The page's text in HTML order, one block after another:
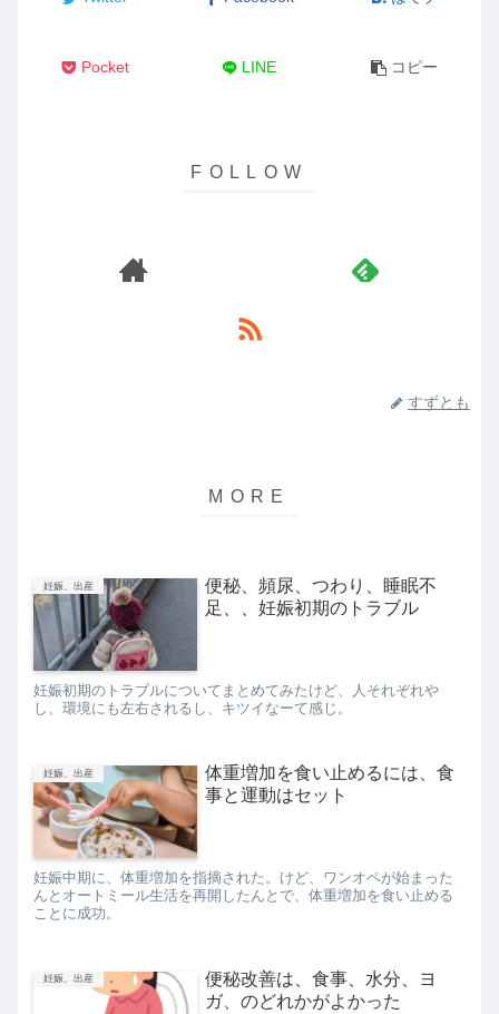
Pocket LINE コピー
すずとも
妊娠、出産
便秘、頻尿、つわり、睡眠不
足、、妊娠初期のトラブル
妊娠初期のトラブルについてまとめてみたけど、人それぞれや
し、環境にも左右されるし、キツイなーて感じ。
妊娠、出産
体重増加を食い止めるには、食
事と運動はセット
妊娠中期に、体重増加を指摘された。けど、ワンオペが始まった
んとオートミール生活を再開したんとで、体重増加を食い止める
ことに成功。
妊娠、出産
便秘改善は、食事、水分、ヨ
ガ、のどれかがよかった